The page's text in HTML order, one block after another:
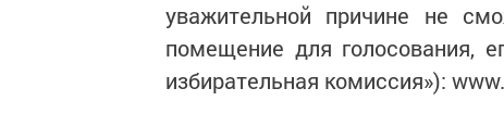
уважительной причине не
помещение для голосования,
избирательная комиссия»):